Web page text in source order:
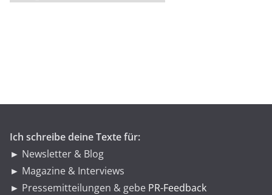
a
Ich schreibe deine Texte für:
► Newsletter & Blog
► Magazine & Interviews
► Pressemitteilungen & gebe PR-Feedback